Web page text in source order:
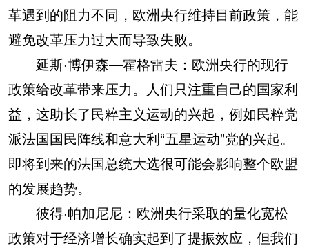
革遇到的阻力不同，欧洲央行维持目前政策，能
避免改革压力过大而导致失败。
延斯·博伊森—霍格雷夫：欧洲央行的现行
政策给改革带来压力。人们只注重自己的国家利
益，这助长了民粹主义运动的兴起，例如民粹党
派法国国民阵线和意大利“五星运动”党的兴起。
即将到来的法国总统大选很可能会影响整个欧盟
的发展趋势。
彼得·帕加尼尼：欧洲央行采取的量化宽松
政策对于经济增长确实起到了提振效应，但我们